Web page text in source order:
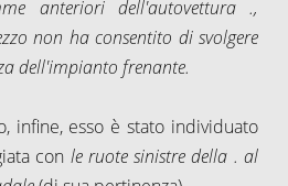
anteriori dell'autovettura .,
non ha consentito di svolgere
dell'impianto frenante.
infine, esso è stato individuato
con le ruote sinistre della . al